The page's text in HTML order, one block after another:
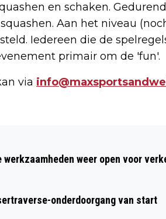
en schaken.
Aan het niveau
Iedereen die de
primair om de 'fun'.
via
IN
HEEMSKERK
weer open voor
onderdoorgang van start